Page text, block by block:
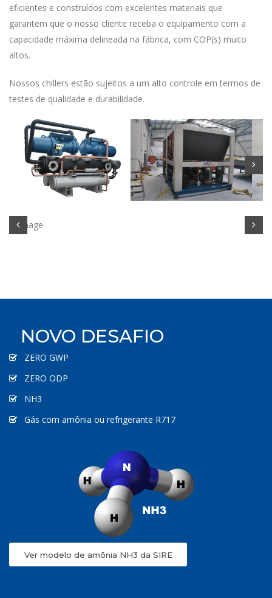
eficientes e construídos com excelentes materiais que
garantem que o nosso cliente receba o equipamento com a
capacidade máxima delineada na fábrica, com COP(s) muito
altos.
Nossos chillers estão sujeitos a um alto controle em termos de
testes de qualidade e durabilidade.
NOVO DESAFIO
ZERO GWP
ZERO ODP
NH3
Gás com amônia ou refrigerante R717
Ver modelo de amônia NH3 da SIRE